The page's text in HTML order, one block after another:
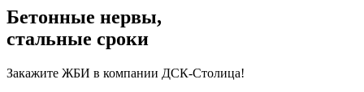
Бетонные нервы,
стальные сроки
Закажите ЖБИ в компании ДСК-Столица!